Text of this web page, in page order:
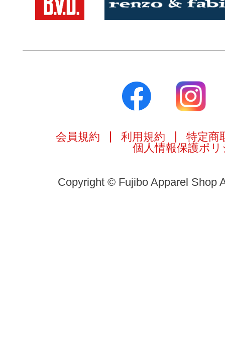
会員規約 利用規約
特定商
個人情報保護ポリ
Copyright © Fujibo Apparel Shop